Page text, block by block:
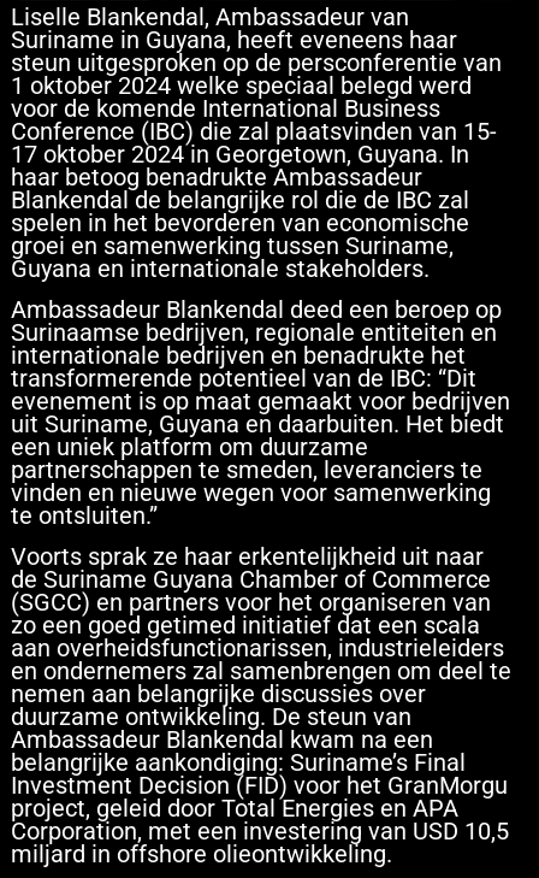
Liselle Blankendal, Ambassadeur van
Suriname in Guyana, heeft eveneens haar
steun uitgesproken op de persconferentie van
1 oktober 2024 welke speciaal belegd werd
voor de komende International Business
Conference (IBC) die zal plaatsvinden van 15-
17 oktober 2024 in Georgetown, Guyana. In
haar betoog benadrukte Ambassadeur
Blankendal de belangrijke rol die de IBC zal
spelen in het bevorderen van economische
groei en samenwerking tussen Suriname,
Guyana en internationale stakeholders.
Ambassadeur Blankendal deed een beroep op
Surinaamse bedrijven, regionale entiteiten en
internationale bedrijven en benadrukte het
transformerende potentieel van de IBC: “Dit
evenement is op maat gemaakt voor bedrijven
uit Suriname, Guyana en daarbuiten. Het biedt
een uniek platform om duurzame
partnerschappen te smeden, leveranciers te
vinden en nieuwe wegen voor samenwerking
te ontsluiten.”
Voorts sprak ze haar erkentelijkheid uit naar
de Suriname Guyana Chamber of Commerce
(SGCC) en partners voor het organiseren van
zo een goed getimed initiatief dat een scala
aan overheidsfunctionarissen, industrieleiders
en ondernemers zal samenbrengen om deel te
nemen aan belangrijke discussies over
duurzame ontwikkeling. De steun van
Ambassadeur Blankendal kwam na een
belangrijke aankondiging: Suriname’s Final
Investment Decision (FID) voor het GranMorgu
project, geleid door Total Energies en APA
Corporation, met een investering van USD 10,5
miljard in offshore olieontwikkeling.